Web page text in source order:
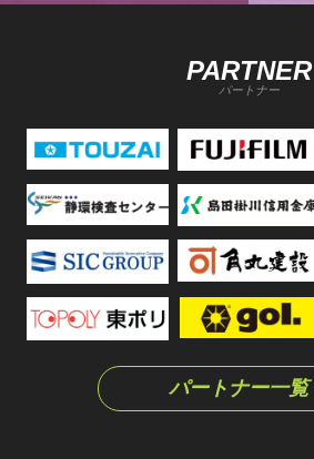
PARTNER
パートナー
パートナー一覧